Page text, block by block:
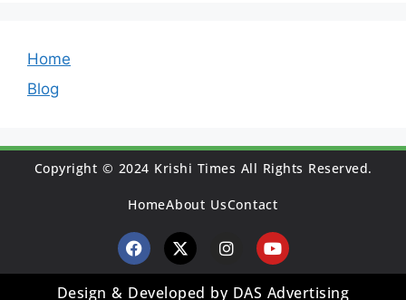
Home
Blog
Copyright © 2024 Krishi Times All Rights Reserved.
HomeAbout UsContact
Design & Developed by DAS Advertising